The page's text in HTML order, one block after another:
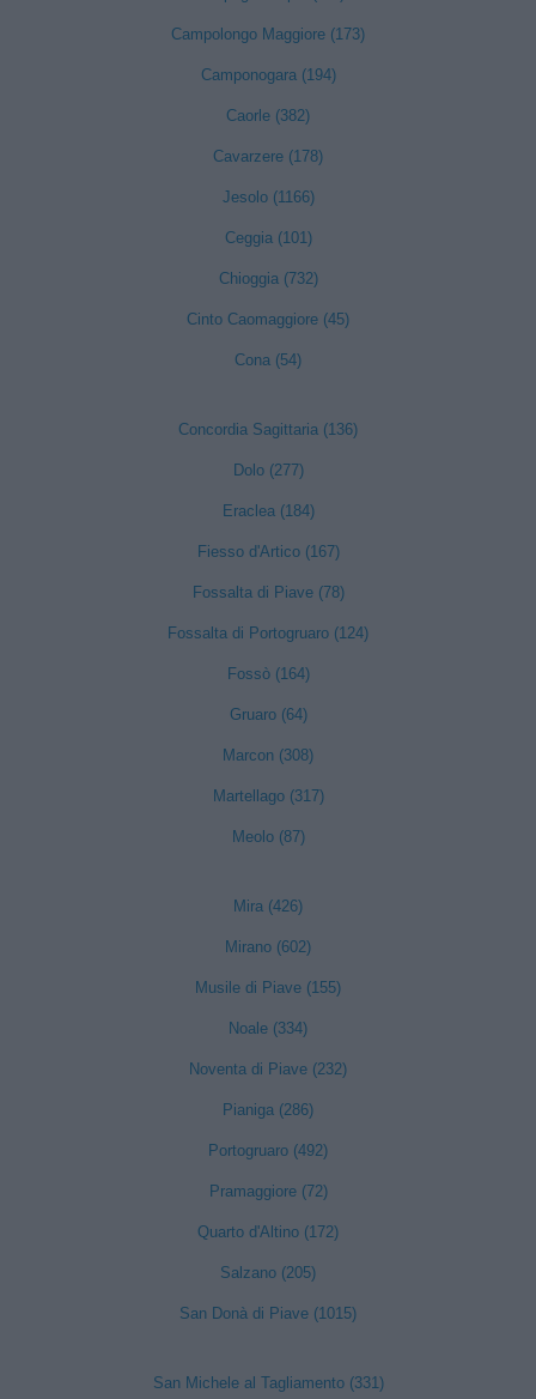
Campolongo Maggiore (173)
Camponogara (194)
Caorle (382)
Cavarzere (178)
Jesolo (1166)
Ceggia (101)
Chioggia (732)
Cinto Caomaggiore (45)
Cona (54)
Concordia Sagittaria (136)
Dolo (277)
Eraclea (184)
Fiesso d'Artico (167)
Fossalta di Piave (78)
Fossalta di Portogruaro (124)
Fossò (164)
Gruaro (64)
Marcon (308)
Martellago (317)
Meolo (87)
Mira (426)
Mirano (602)
Musile di Piave (155)
Noale (334)
Noventa di Piave (232)
Pianiga (286)
Portogruaro (492)
Pramaggiore (72)
Quarto d'Altino (172)
Salzano (205)
San Donà di Piave (1015)
San Michele al Tagliamento (331)